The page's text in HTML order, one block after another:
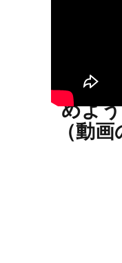
スペイ
めよ
（動